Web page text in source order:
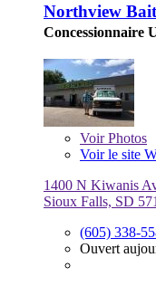
Northview
Concessionnaire
VoirPhotos
Voir le site
1400 N Kiwanis
Sioux Falls, SD
(605) 338-
Ouvert